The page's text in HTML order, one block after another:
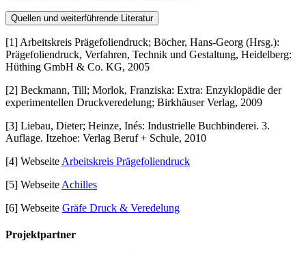
Quellen und weiterführende Literatur
[1] Arbeitskreis Prägefoliendruck; Böcher, Hans-Georg (Hrsg.):
Prägefoliendruck, Verfahren, Technik und Gestaltung, Heidelberg:
Hüthing GmbH & Co. KG, 2005
[2] Beckmann, Till; Morlok, Franziska: Extra: Enzyklopädie der
experimentellen Druckveredelung; Birkhäuser Verlag, 2009
[3] Liebau, Dieter; Heinze, Inés: Industrielle Buchbinderei. 3.
Auflage. Itzehoe: Verlag Beruf + Schule, 2010
[4] Webseite Arbeitskreis Prägefoliendruck
[5] Webseite Achilles
[6] Webseite Gräfe Druck & Veredelung
Projektpartner